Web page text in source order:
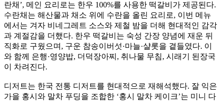
란채’, 메인 요리로는 한우 100%를 사용한 떡갈비가 제공된다.
수란채는 해산물과 채소 위에 수란을 올린 요리로, 이번 메뉴
에서는 겨자 비네그레트 소스와 제철 밤을 더해 현대적인 감각
과 계절감을 더했다. 한우 떡갈비는 숙성 간장 양념에 재운 뒤
직화로 구웠으며, 구운 참송이버섯·마늘·샬롯을 곁들였다. 이
와 함께 은행·영양밥, 더덕장아찌, 취나물 무침, 시래기 된장국
이 차려진다.
디저트는 한국 전통 디저트를 현대적으로 재해석했다. 잘 익은
가을 홍시와 말차 푸딩을 조합한 ‘홍시 말차 케이크’는 미니 다